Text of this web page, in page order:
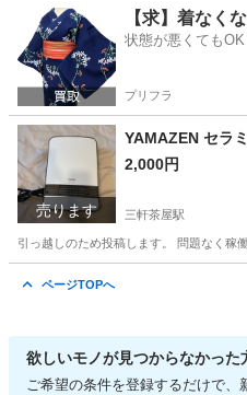
東京 世田谷区 三軒茶屋駅
【求】着なく
状態が悪くても
プリフラ
売ります
YAMAZEN セラ
2,000円
三軒茶屋駅
引っ越しのため投稿します。 問題なく稼
ページTOPへ
欲しいモノが見つからなかった
ご希望の条件を登録するだけで、